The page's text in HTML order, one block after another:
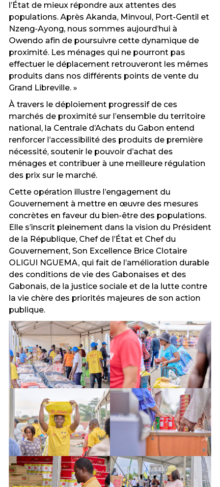
l’État de mieux répondre aux attentes des
populations. Après Akanda, Minvoul, Port-Gentil et
Nzeng-Ayong, nous sommes aujourd’hui à
Owendo afin de poursuivre cette dynamique de
proximité. Les ménages qui ne pourront pas
effectuer le déplacement retrouveront les mêmes
produits dans nos différents points de vente du
Grand Libreville. »
À travers le déploiement progressif de ces
marchés de proximité sur l’ensemble du territoire
national, la Centrale d’Achats du Gabon entend
renforcer l’accessibilité des produits de première
nécessité, soutenir le pouvoir d’achat des
ménages et contribuer à une meilleure régulation
des prix sur le marché.
Cette opération illustre l’engagement du
Gouvernement à mettre en œuvre des mesures
concrètes en faveur du bien-être des populations.
Elle s’inscrit pleinement dans la vision du Président
de la République, Chef de l’État et Chef du
Gouvernement, Son Excellence Brice Clotaire
OLIGUI NGUEMA, qui fait de l’amélioration durable
des conditions de vie des Gabonaises et des
Gabonais, de la justice sociale et de la lutte contre
la vie chère des priorités majeures de son action
publique.